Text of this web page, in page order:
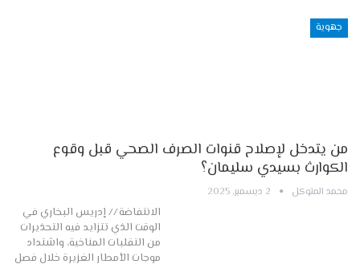
جهوية
من يتدخل لإصلاح قنوات الصرف الصحي قبل وقوع
الكوارث بسيدي سليمان؟
محمد المتوكل 2 ديسمبر, 2025
الانتفاضة // إدريس البخاري في
الوقت الذي تتزايد فيه التحذيرات
من التقلبات المناخية، واشتداد
موجات الأمطار الغزيرة خلال فصل